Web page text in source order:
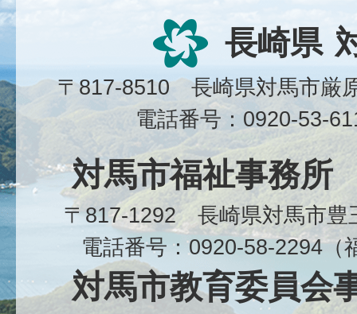
長崎県
〒817-8510 長崎県対馬市
電話番号：0920-53-
対馬市福祉事務所
〒817-1292 長崎県対馬市
電話番号：0920-58-2294（
対馬市教育委員会